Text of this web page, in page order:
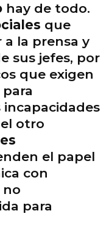
hay de todo.
que
la prensa y
sus jefes, por
que exigen
para
otro
el papel
con
no
para